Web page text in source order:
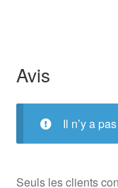
Avis
Il n’y a
Seuls les clients